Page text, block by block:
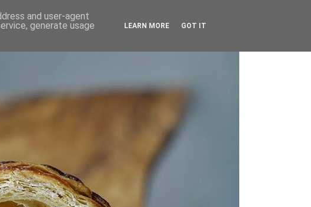
and user-agent
generate usage
LEARN MORE GOT IT